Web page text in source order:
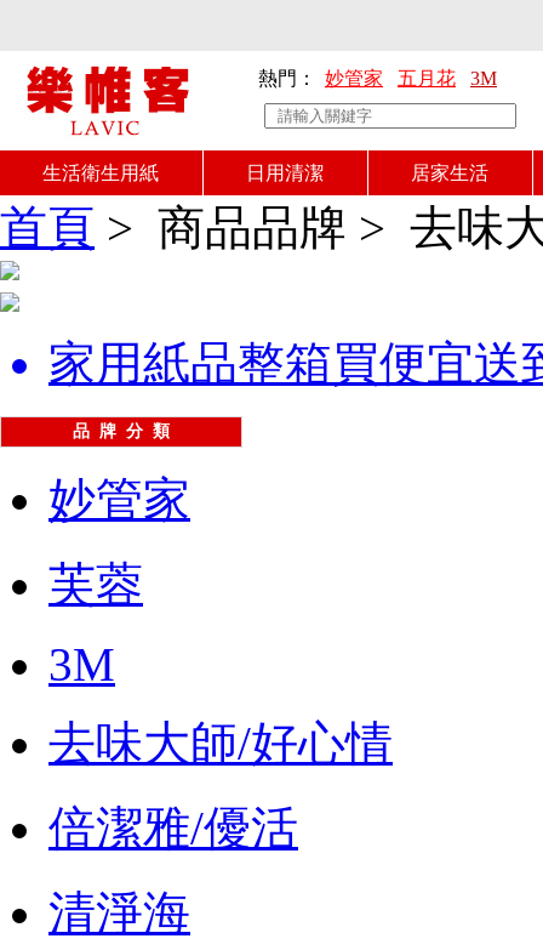
熱門： 妙管家 五月花 3M
生活衛生用紙 日用清潔 居家生活
首頁 > 商品品牌 > 去味
家用紙品整箱買便宜送
品 牌 分 類
妙管家
芙蓉
3M
去味大師/好心情
倍潔雅/優活
清淨海